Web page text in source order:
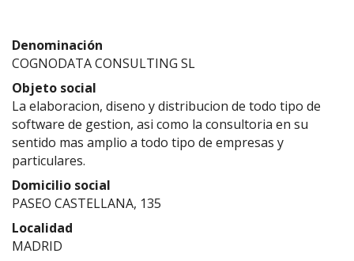
Denominación
COGNODATA CONSULTING SL
Objeto social
La elaboracion, diseno y distribucion de todo tipo de
software de gestion, asi como la consultoria en su
sentido mas amplio a todo tipo de empresas y
particulares.
Domicilio social
PASEO CASTELLANA, 135
Localidad
MADRID